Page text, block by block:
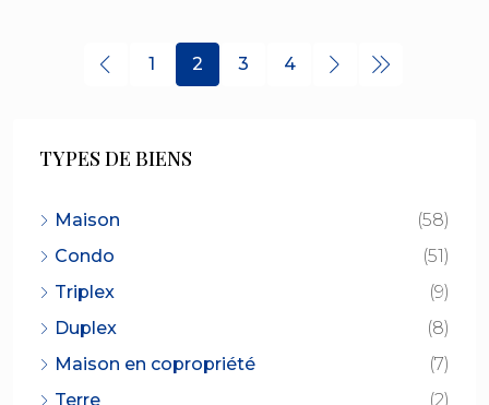
1 2 3 4
TYPES DE BIENS
Maison
(58)
Condo
(51)
Triplex
(9)
Duplex
(8)
Maison en copropriété
(7)
Terre
(2)